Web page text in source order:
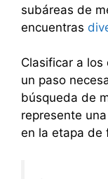
subáreas de
encuentras
Clasificar a
un paso
búsqueda de
represente
en la etapa de